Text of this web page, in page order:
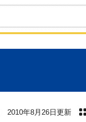
2010年8月26日更新